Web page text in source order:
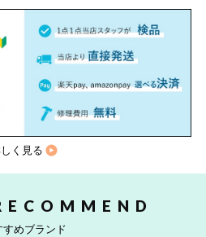
く見る
すめブランド